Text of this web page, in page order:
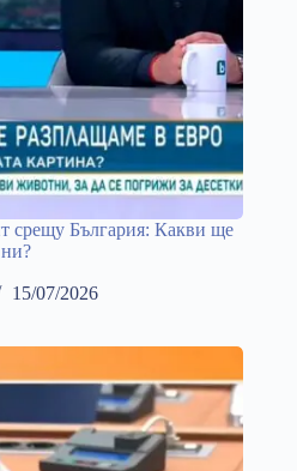
срещу България: Какви ще
ни?
15/07/2026